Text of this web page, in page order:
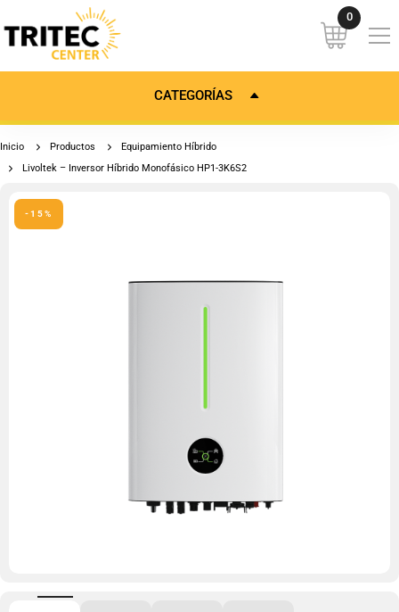
CATEGORÍAS
Inicio Productos
Equipamiento Híbrido
Livoltek – Inversor Híbrido Monofásico HP1-3K6S2
-15%